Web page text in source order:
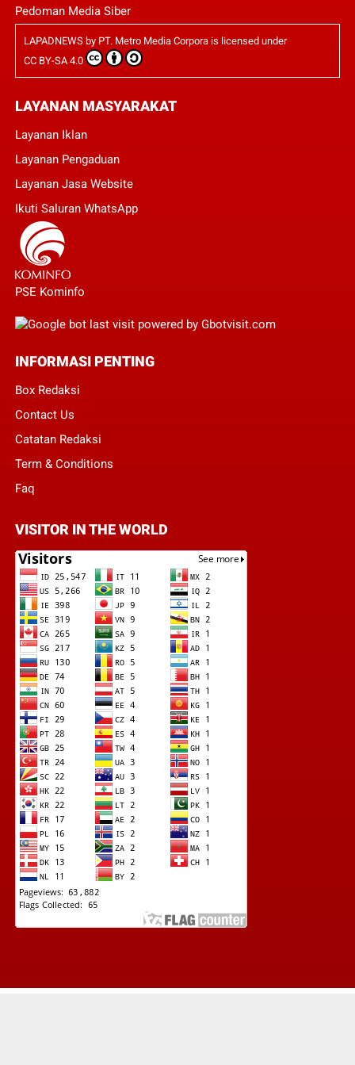
Pedoman Media Siber
LAPADNEWSby PT. Metro Media Corporais licensed under
CC BY-SA 4.0
LAYANAN MASYARAKAT
Layanan Iklan
Layanan Pengaduan
Layanan Jasa Website
Ikuti Saluran WhatsApp
PSE Kominfo
INFORMASI PENTING
Box Redaksi
Contact Us
Catatan Redaksi
Term & Conditions
Faq
VISITOR IN THE WORLD